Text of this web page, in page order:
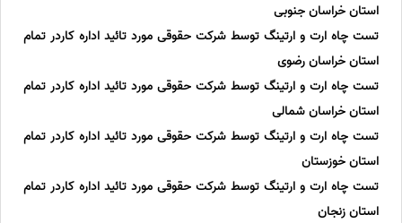
استان خراسان جنوبی
تست چاه ارت و ارتینگ توسط شرکت حقوقی مورد تائید اداره کاردر تمام
استان خراسان رضوی
تست چاه ارت و ارتینگ توسط شرکت حقوقی مورد تائید اداره کاردر تمام
استان خراسان شمالی
تست چاه ارت و ارتینگ توسط شرکت حقوقی مورد تائید اداره کاردر تمام
استان خوزستان
تست چاه ارت و ارتینگ توسط شرکت حقوقی مورد تائید اداره کاردر تمام
استان زنجان